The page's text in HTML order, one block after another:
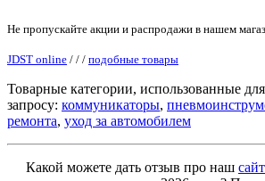
Не пропускайте акции и распродажи в нашем
JDST online / / / подобные товары
Товарные категории, использованные
запросу: коммуникаторы,
ремонта, уход за автомобилем
Какой можете дать отзыв про наш